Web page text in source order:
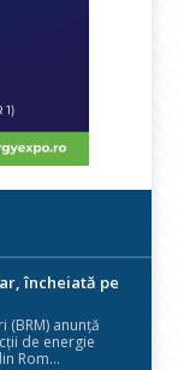
încheiată pe
(BRM) anunță
de energie
Rom...